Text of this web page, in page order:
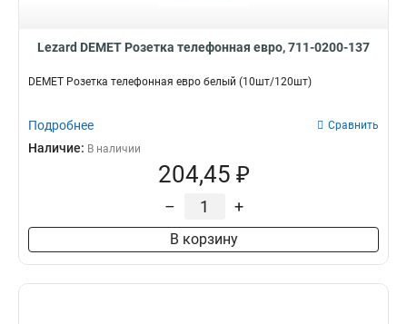
Lezard DEMET Розетка телефонная евро, 711-0200-137
DEMET Розетка телефонная евро белый (10шт/120шт)
Подробнее Сравнить
Наличие: В наличии
204,45 ₽
– +
В корзину